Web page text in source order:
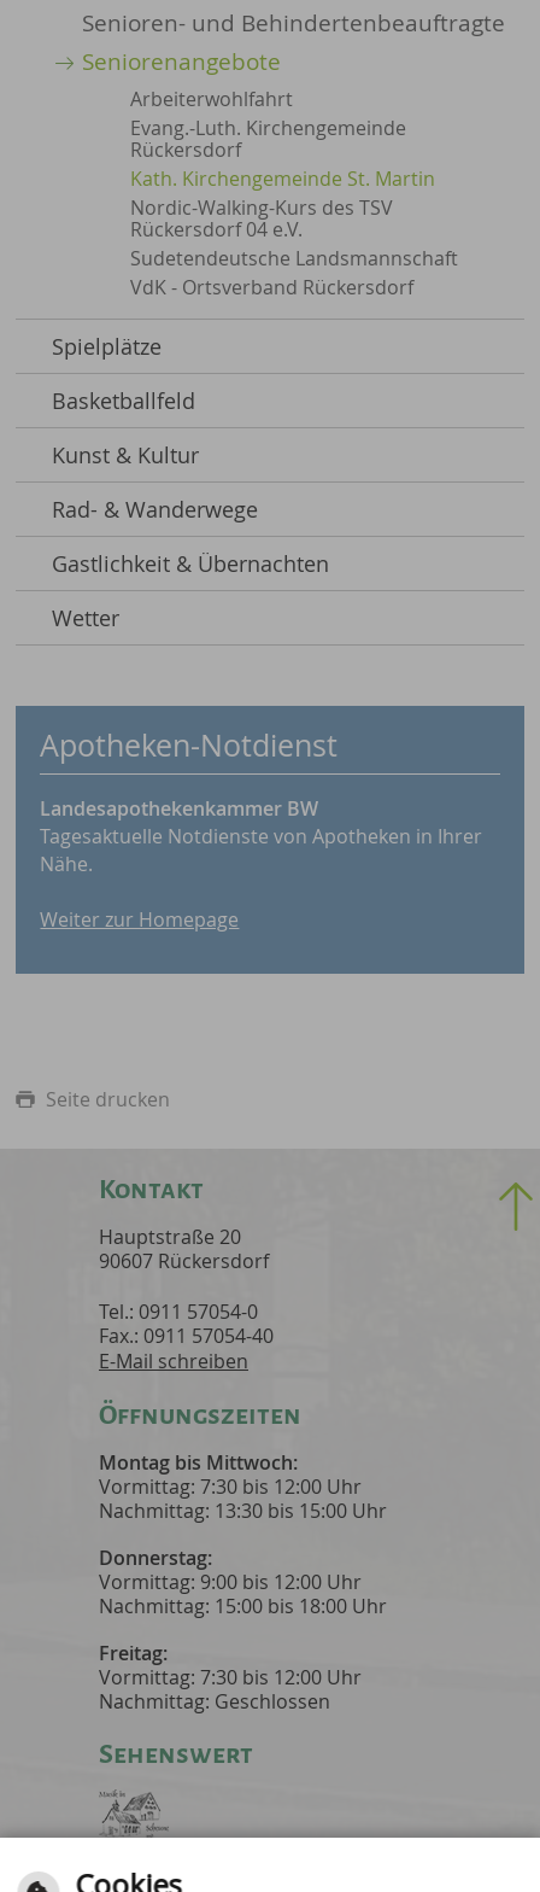
Senioren- und Behindertenbeauftragte
Seniorenangebote
Arbeiterwohlfahrt
Evang.-Luth. Kirchengemeinde
Rückersdorf
Kath. Kirchengemeinde St. Martin
Nordic-Walking-Kurs des TSV
Rückersdorf 04 e.V.
Sudetendeutsche Landsmannschaft
VdK - Ortsverband Rückersdorf
Spielplätze
Basketballfeld
Kunst & Kultur
Rad- & Wanderwege
Gastlichkeit & Übernachten
Wetter
Apotheken-Notdienst
Landesapothekenkammer BW
Tagesaktuelle Notdienste von Apotheken in Ihrer
Nähe.
Weiter zur Homepage
Seite drucken
Kontakt
Hauptstraße 20
90607 Rückersdorf
Tel.: 0911 57054-0
Fax.: 0911 57054-40
E-Mail schreiben
Öffnungszeiten
Montag bis Mittwoch:
Vormittag: 7:30 bis 12:00 Uhr
Nachmittag: 13:30 bis 15:00 Uhr
Donnerstag:
Vormittag: 9:00 bis 12:00 Uhr
Nachmittag: 15:00 bis 18:00 Uhr
Freitag:
Vormittag: 7:30 bis 12:00 Uhr
Nachmittag: Geschlossen
Sehenswert
Musik in Scheune